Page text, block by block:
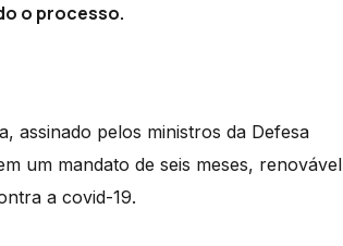
o processo.
assinado pelos ministros da Defesa
um mandato de seis meses,
a covid-19.